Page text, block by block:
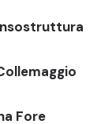
Fore